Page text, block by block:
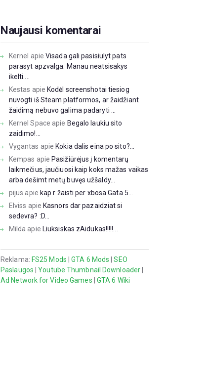
Naujausi komentarai
Kernel apieVisada gali pasisiulyt pats
parasyt apzvalga. Manau neatsisakys
ikelti....
Kestas apie Kodėl screenshotai tiesiog
nuvogti iš Steam platformos, ar žaidžiant
žaidimą nebuvo galima padaryti ...
Kernel Space apie Begalo laukiu sito
zaidimo!...
Vygantas apie Kokia dalis eina po sito?...
Kempas apie Pasižiūrėjus į komentarų
laikmečius, jaučiuosi kaip koks mažas vaikas
arba dešimt metų buvęs užšaldy...
pijus apie kap r žaisti per xbosa Gata 5...
Elviss apie Kasnors dar pazaidziat si
sedevra? :D...
Milda apie Liuksiskas zAidukas!!!!!...
Reklama: FS25 Mods |GTA 6 Mods |SEO
Paslaugos |Youtube Thumbnail Downloader
Ad Network for Video Games
GTA 6 Wiki